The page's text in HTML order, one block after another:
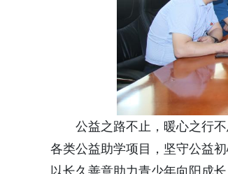
公益之路不止，暖心之行
各类公益助学项目，坚守公益
以长久善意助力青少年向阳成长